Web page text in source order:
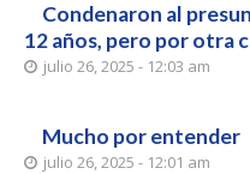
Condenaron al
12 años, pero por otra
julio 26, 2025 - 12:03 am
Mucho por entender
julio 26, 2025 - 12:01 am